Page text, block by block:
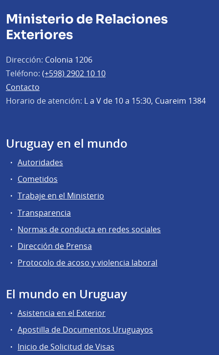
Ministerio de Relaciones
Exteriores
Dirección: Colonia 1206
Teléfono: (+598) 2902 10 10
Contacto
Horario de atención: L a V de 10 a 15:30, Cuareim 1384
Uruguay en el mundo
Autoridades
Cometidos
Trabaje en el Ministerio
Transparencia
Normas de conducta en redes sociales
Dirección de Prensa
Protocolo de acoso y violencia laboral
El mundo en Uruguay
Asistencia en el Exterior
Apostilla de Documentos Uruguayos
Inicio de Solicitud de Visas